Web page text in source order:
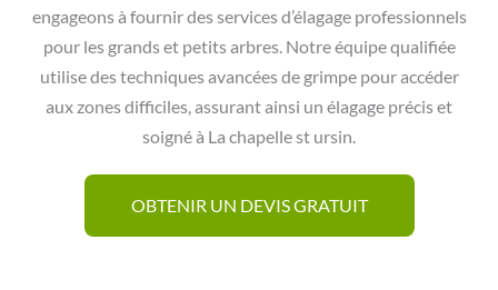
engageons à fournir des services d’élagage professionnels
pour les grands et petits arbres. Notre équipe qualifiée
utilise des techniques avancées de grimpe pour accéder
aux zones difficiles, assurant ainsi un élagage précis et
soigné à La chapelle st ursin.
OBTENIR UN DEVIS GRATUIT